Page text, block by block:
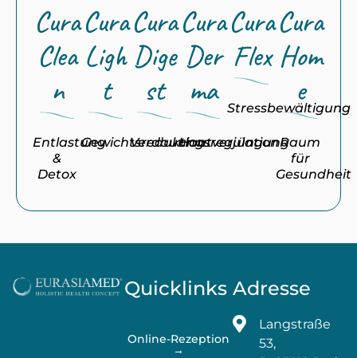
Cura
Clea
n
Entlastung
&
Detox
Cura
Ligh
t
Gewichtsreduktion
Cura
Dige
st
Verdauungsregulation
Cura
Der
ma
Hautverjüngung
Cura
Flex
Stressbewältigung
Cura
Hom
e
Raum
für
Gesundheit
Quicklinks
Online-Rezeption
→
Adresse
Langstraße
53,